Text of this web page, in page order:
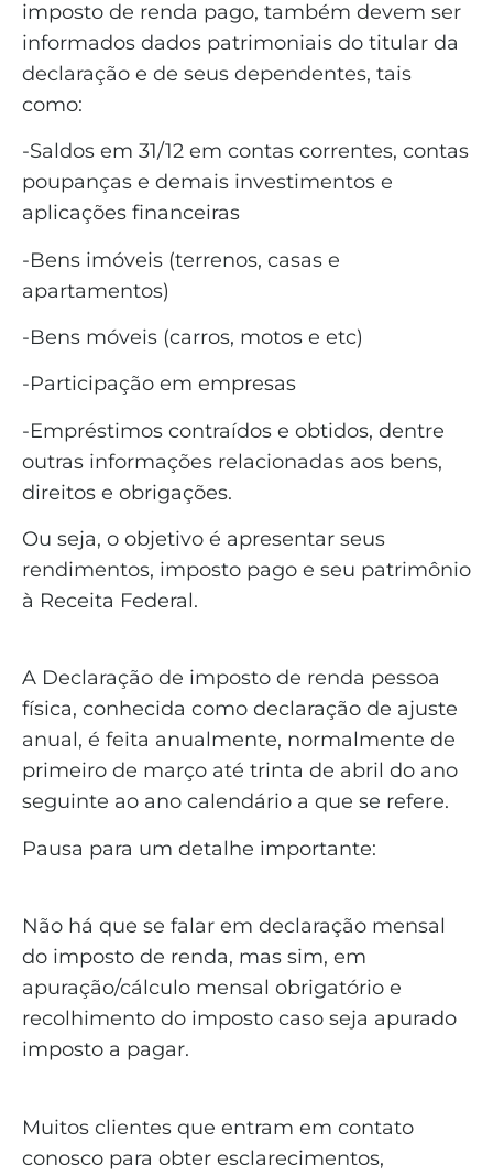
imposto de renda pago, também devem ser
informados dados patrimoniais do titular da
declaração e de seus dependentes, tais
como:
-Saldos em 31/12 em contas correntes, contas
poupanças e demais investimentos e
aplicações financeiras
-Bens imóveis (terrenos, casas e
apartamentos)
-Bens móveis (carros, motos e etc)
-Participação em empresas
-Empréstimos contraídos e obtidos, dentre
outras informações relacionadas aos bens,
direitos e obrigações.
Ou seja, o objetivo é apresentar seus
rendimentos, imposto pago e seu patrimônio
à Receita Federal.
A Declaração de imposto de renda pessoa
física, conhecida como declaração de ajuste
anual, é feita anualmente, normalmente de
primeiro de março até trinta de abril do ano
seguinte ao ano calendário a que se refere.
Pausa para um detalhe importante:
Não há que se falar em declaração mensal
do imposto de renda, mas sim, em
apuração/cálculo mensal obrigatório e
recolhimento do imposto caso seja apurado
imposto a pagar.
Muitos clientes que entram em contato
conosco para obter esclarecimentos,